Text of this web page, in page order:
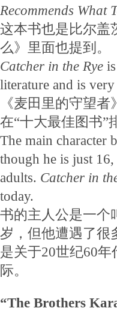
Recommends What
这本书也是比尔盖
么》里面也提到。
Catcher in the Rye
literature and is
《麦田里的守望
在“十大最佳图书”
The main character
though he is just
adults. Catcher in
today.
书的主人公是一个
岁，但他遭遇了很
是关于20世纪60
际。
“The Brothers